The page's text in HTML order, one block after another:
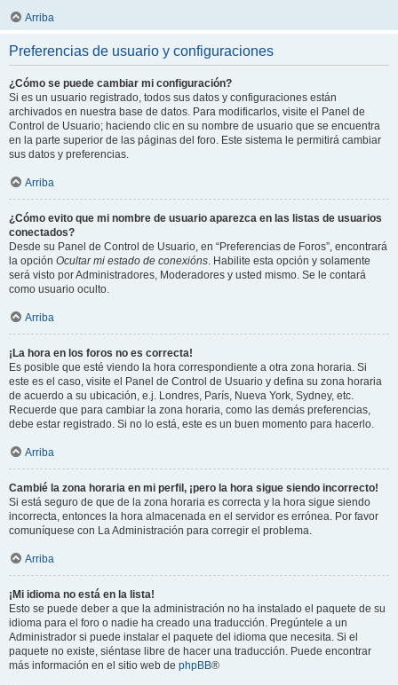
Arriba
Preferencias de usuario y configuraciones
¿Cómo se puede cambiar mi configuración?
Si es un usuario registrado, todos sus datos y configuraciones están
archivados en nuestra base de datos. Para modificarlos, visite el Panel de
Control de Usuario; haciendo clic en su nombre de usuario que se encuentra
en la parte superior de las páginas del foro. Este sistema le permitirá cambiar
sus datos y preferencias.
Arriba
¿Cómo evito que mi nombre de usuario aparezca en las listas de usuarios
conectados?
Desde su Panel de Control de Usuario, en “Preferencias de Foros”, encontrará
la opción Ocultar mi estado de conexións. Habilite esta opción y solamente
será visto por Administradores, Moderadores y usted mismo. Se le contará
como usuario oculto.
Arriba
¡La hora en los foros no es correcta!
Es posible que esté viendo la hora correspondiente a otra zona horaria. Si
este es el caso, visite el Panel de Control de Usuario y defina su zona horaria
de acuerdo a su ubicación, e.j. Londres, París, Nueva York, Sydney, etc.
Recuerde que para cambiar la zona horaria, como las demás preferencias,
debe estar registrado. Si no lo está, este es un buen momento para hacerlo.
Arriba
Cambié la zona horaria en mi perfil, ¡pero la hora sigue siendo incorrecto!
Si está seguro de que de la zona horaria es correcta y la hora sigue siendo
incorrecta, entonces la hora almacenada en el servidor es errónea. Por favor
comuníquese con La Administración para corregir el problema.
Arriba
¡Mi idioma no está en la lista!
Esto se puede deber a que la administración no ha instalado el paquete de su
idioma para el foro o nadie ha creado una traducción. Pregúntele a un
Administrador si puede instalar el paquete del idioma que necesita. Si el
paquete no existe, siéntase libre de hacer una traducción. Puede encontrar
más información en el sitio web de phpBB®